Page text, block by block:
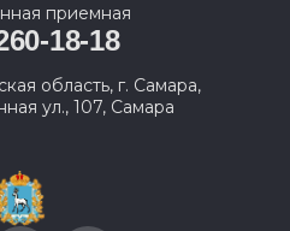
приемная
18-18
область, г. Самара,
ул., 107, Самара